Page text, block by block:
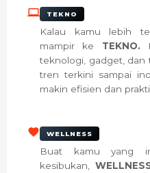
TEKNO
Kalau kamu lebih
mampir ke TEKNO.
teknologi, gadget,
tren terkini sampai
makin efisien dan
WELLNESS
Buat kamu yang
kesibukan,